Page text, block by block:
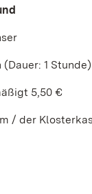
1 Stunde)
5,50 €
/ der